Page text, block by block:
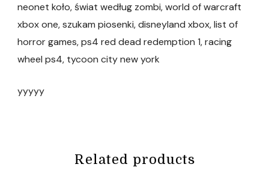
neonet koło, świat według zombi, world of warcraft
xbox one, szukam piosenki, disneyland xbox, list of
horror games, ps4 red dead redemption 1, racing
wheel ps4, tycoon city new york
yyyyy
Related products